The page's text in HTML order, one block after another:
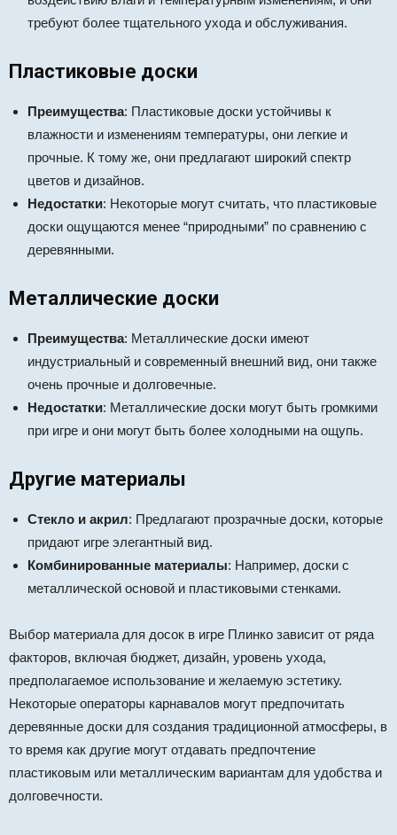
требуют более тщательного ухода и обслуживания.
Пластиковые доски
Преимущества: Пластиковые доски устойчивы к
влажности и изменениям температуры, они легкие и
прочные. К тому же, они предлагают широкий спектр
цветов и дизайнов.
Недостатки: Некоторые могут считать, что пластиковые
доски ощущаются менее “природными” по сравнению с
деревянными.
Металлические доски
Преимущества: Металлические доски имеют
индустриальный и современный внешний вид, они также
очень прочные и долговечные.
Недостатки: Металлические доски могут быть громкими
при игре и они могут быть более холодными на ощупь.
Другие материалы
Стекло и акрил: Предлагают прозрачные доски, которые
придают игре элегантный вид.
Комбинированные материалы: Например, доски с
металлической основой и пластиковыми стенками.
Выбор материала для досок в игре Плинко зависит от ряда
факторов, включая бюджет, дизайн, уровень ухода,
предполагаемое использование и желаемую эстетику.
Некоторые операторы карнавалов могут предпочитать
деревянные доски для создания традиционной атмосферы, в
то время как другие могут отдавать предпочтение
пластиковым или металлическим вариантам для удобства и
долговечности.